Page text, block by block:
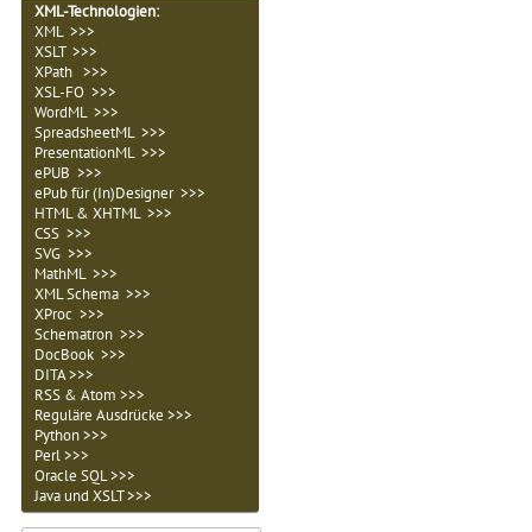
XML-Technologien:
XML >>>
XSLT >>>
XPath >>>
XSL-FO >>>
WordML >>>
SpreadsheetML >>>
PresentationML >>>
ePUB >>>
ePub für (In)Designer >>>
HTML & XHTML >>>
CSS >>>
SVG >>>
MathML >>>
XML Schema >>>
XProc >>>
Schematron >>>
DocBook >>>
DITA >>>
RSS & Atom >>>
Reguläre Ausdrücke >>>
Python >>>
Perl >>>
Oracle SQL >>>
Java und XSLT >>>